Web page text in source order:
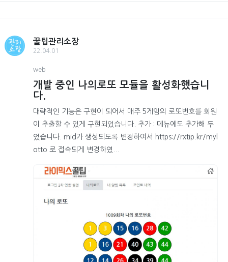
꿀팁관리소장
22.04.01
web
개발 중인 나의로또 모듈을 활성화했습니
다.
대략적인 기능은 구현이 되어서 매주 5게임의 로또번호를 회원
이 추출할 수 있게 구현되었습니다. 추가 : 메뉴에도 추가해 두
었습니다. mid가 생성되도록 변경하여서 https://rxtip.kr/myl
otto 로 접속되게 변경하였...